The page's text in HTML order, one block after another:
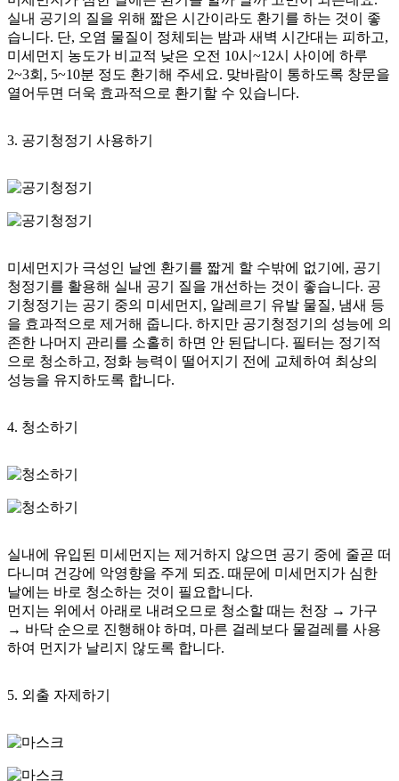
실내 공기의 질을 위해 짧은 시간이라도 환기를 하는 것이 좋
습니다. 단, 오염 물질이 정체되는 밤과 새벽 시간대는 피하고,
미세먼지 농도가 비교적 낮은 오전 10시~12시 사이에 하루
2~3회, 5~10분 정도 환기 해 주세요. 맞바람이 통하도록 창문을
열어두면 더욱 효과적으로 환기할 수 있습니다.
3. 공기청정기 사용하기
미세먼지가 극성인 날엔 환기를 짧게 할 수밖에 없기에, 공기
청정기를 활용해 실내 공기 질을 개선하는 것이 좋습니다. 공
기청정기는 공기 중의 미세먼지, 알레르기 유발 물질, 냄새 등
을 효과적으로 제거해 줍니다. 하지만 공기청정기의 성능에 의
존한 나머지 관리를 소홀히 하면 안 된답니다. 필터는 정기적
으로 청소하고, 정화 능력이 떨어지기 전에 교체하여 최상의
성능을 유지하도록 합니다.
4. 청소하기
실내에 유입된 미세먼지는 제거하지 않으면 공기 중에 줄곧 떠
다니며 건강에 악영향을 주게 되죠. 때문에 미세먼지가 심한
날에는 바로 청소하는 것이 필요합니다.
먼지는 위에서 아래로 내려오므로 청소할 때는 천장 → 가구
→ 바닥 순으로 진행해야 하며, 마른 걸레보다 물걸레를 사용
하여 먼지가 날리지 않도록 합니다.
5. 외출 자제하기